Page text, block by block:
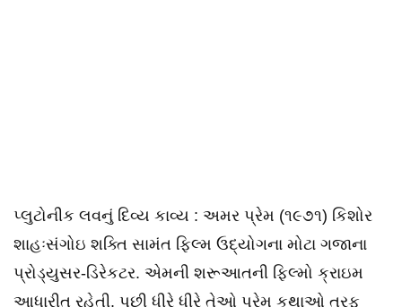
પ્લુટોનીક લવનું દિવ્ય કાવ્ય : અમર પ્રેમ (૧૯૭૧) કિશોર
શાહઃસંગોઇ શક્તિ સામંત ફિલ્મ ઉદ્યોગના મોટા ગજાના
પ્રોડ્યુસર-ડિરેકટર. એમની શરૂઆતની ફિલ્મો ક્રાઇમ
આધારીત રહેતી. પછી ધીરે ધીરે તેઓ પ્રેમ કથાઓ તરફ